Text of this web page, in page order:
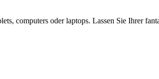
computers oder laptops. Lassen Sie Ihrer